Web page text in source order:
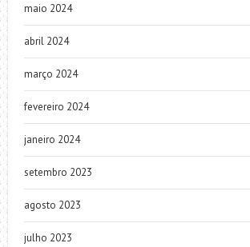
maio 2024
abril 2024
março 2024
fevereiro 2024
janeiro 2024
setembro 2023
agosto 2023
julho 2023